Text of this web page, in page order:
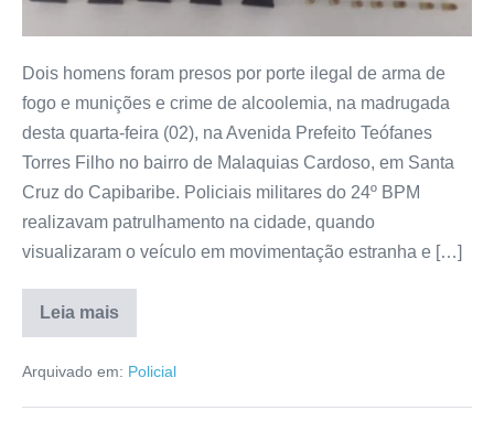
Dois homens foram presos por porte ilegal de arma de
fogo e munições e crime de alcoolemia, na madrugada
desta quarta-feira (02), na Avenida Prefeito Teófanes
Torres Filho no bairro de Malaquias Cardoso, em Santa
Cruz do Capibaribe. Policiais militares do 24º BPM
realizavam patrulhamento na cidade, quando
visualizaram o veículo em movimentação estranha e […]
Leia mais
Arquivado em: Policial